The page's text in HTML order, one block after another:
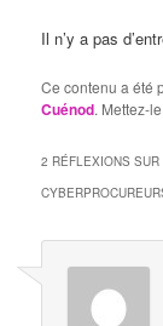
Il n’y a pas
Ce contenu a été
Cuénod. Mettez-
2 RÉFLEXIONS